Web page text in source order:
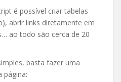
é possível criar tabelas
abrir links diretamente em
ao todo são cerca de 20
basta fazer uma
página: